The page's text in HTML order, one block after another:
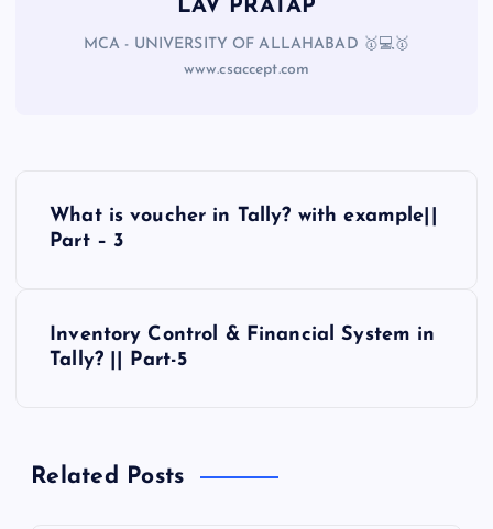
LAV PRATAP
MCA - UNIVERSITY OF ALLAHABAD 🥇💻🥇
www.csaccept.com
What is voucher in Tally? with example||
Part – 3
Inventory Control & Financial System in
Tally? || Part-5
Related Posts